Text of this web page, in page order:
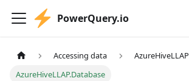
PowerQuery.io
Accessing data
AzureHiveLLAP
AzureHiveLLAP.Database